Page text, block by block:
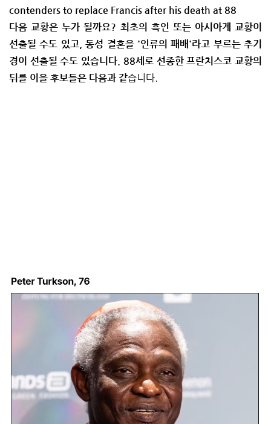
contenders to replace Francis after his death at 88
다음 교황은 누가 될까요? 최초의 흑인 또는 아시아계 교황이
선출될 수도 있고, 동성 결혼을 '인류의 패배'라고 부르는 추기
경이 선출될 수도 있습니다. 88세로 선종한 프란치스코 교황의
뒤를 이을 후보들은 다음과 같습니다.